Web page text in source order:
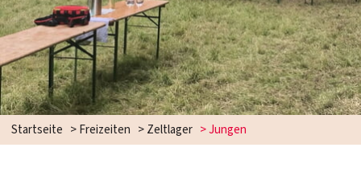
Startseite >Freizeiten >Zeltlager >Jungen